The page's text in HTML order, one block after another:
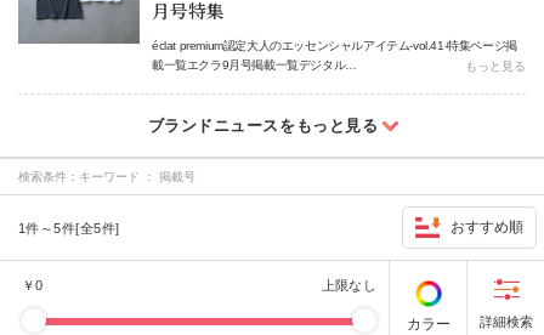
月号特集
éclat premium認定大人のエッセンシャルアイテム-vol.41-特集ページ掲
載一覧エクラ9月号掲載一覧デジタル…
もっと見る
検索条件： キーワード ： 掲載号
1件～5件[全5件] おすすめ順
￥0 上限なし
カラー